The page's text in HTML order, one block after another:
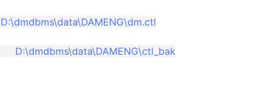
D:\dmdbms\data\DAMENG\ctl_bak